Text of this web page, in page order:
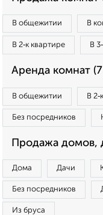
В общежитии В
В 2‑к квартире В
Аренда комнат
В общежитии В
Без посредников
Продажа домов,
Дома Дачи
Без посредников
Из бруса